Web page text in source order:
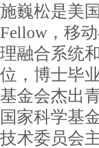
施巍松是美
Fellow，移
理融合系统
位，博士毕
基金会杰出
国家科学基
技术委员会